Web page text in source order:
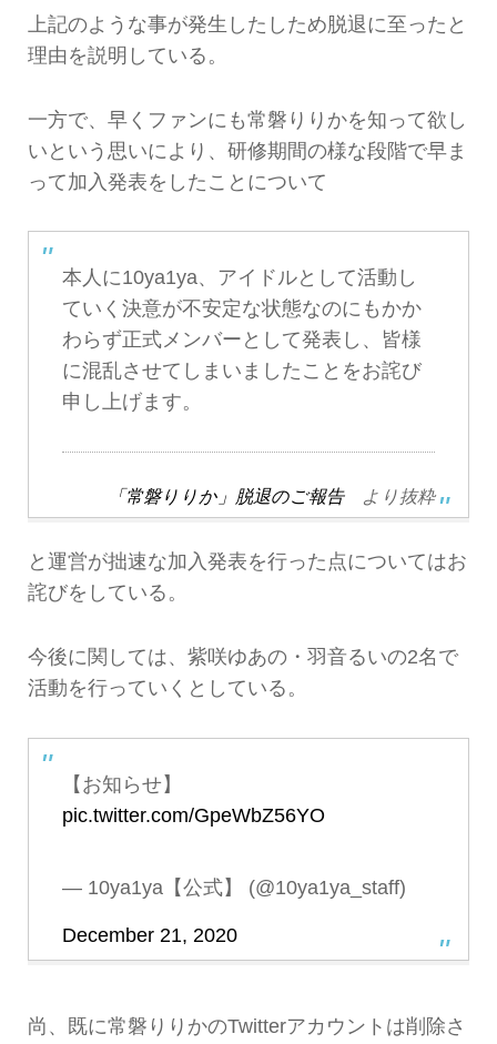
上記のような事が発生したしため脱退に至ったと
理由を説明している。
一方で、早くファンにも常磐りりかを知って欲し
いという思いにより、研修期間の様な段階で早ま
って加入発表をしたことについて
本人に10ya1ya、アイドルとして活動し
ていく決意が不安定な状態なのにもかか
わらず正式メンバーとして発表し、皆様
に混乱させてしまいましたことをお詫び
申し上げます。
「常磐りりか」脱退のご報告より抜粋
と運営が拙速な加入発表を行った点についてはお
詫びをしている。
今後に関しては、紫咲ゆあの・羽音るいの2名で
活動を行っていくとしている。
【お知らせ】
pic.twitter.com/GpeWbZ56YO
— 10ya1ya【公式】 (@10ya1ya_staff)
December 21, 2020
尚、既に常磐りりかのTwitterアカウントは削除さ